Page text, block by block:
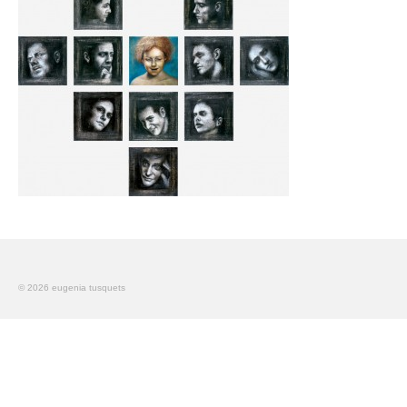
La seducción del gintonic
El cuadro perdido de Picasso
Pintura
An Idyll
Blanco y Negro
Gent de Pas
© 2026 eugenia tusquets